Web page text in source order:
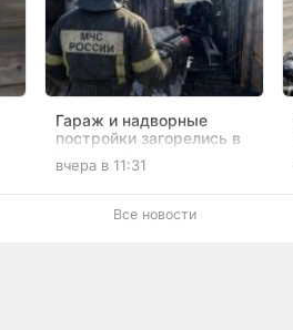
Гараж и надворные
постройки загорелись в
Первомайском
вчера в 11:31
Все новости